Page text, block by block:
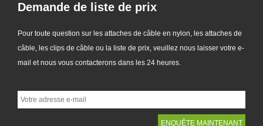
Demande de liste de prix
Pour toute question sur les attaches de câble en nylon, les attaches de
câble, les clips de câble ou la liste de prix, veuillez nous laisser votre e-
mail et nous vous contacterons dans les 24 heures.